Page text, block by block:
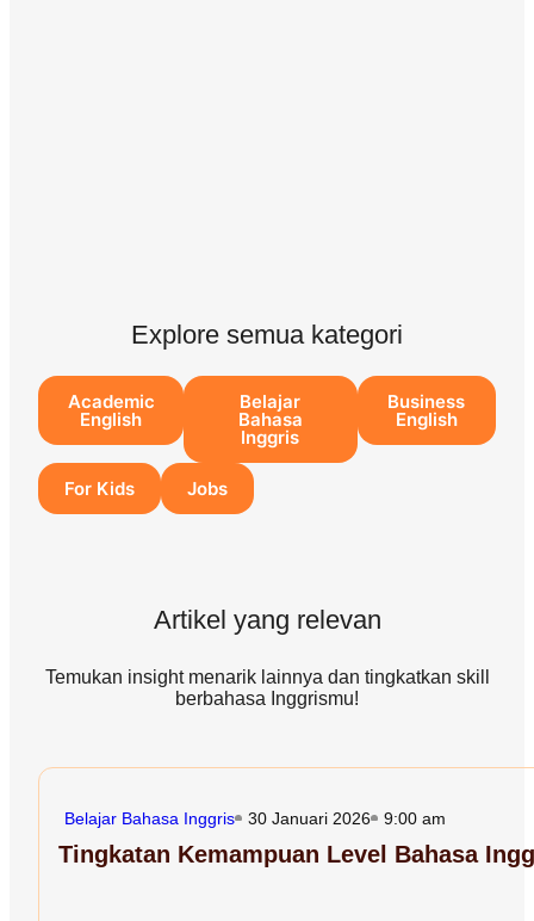
Explore semua kategori
Academic
English
Belajar
Bahasa
Inggris
Business
English
For Kids Jobs
Artikel yang relevan
Temukan insight menarik lainnya dan tingkatkan skill
berbahasa Inggrismu!
Belajar Bahasa Inggris 30 Januari 2026 9:00 am
Tingkatan Kemampuan Level Bahasa